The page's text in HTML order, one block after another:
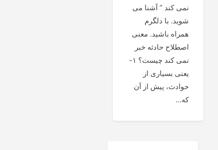
نمی کند ” آشنا می
شوید. با دلگرم
همراه باشید. معنی
اصطلاح حادثه خبر
نمی کند چیست؟ ۱-
یعنی بسیاری از
حوادث، پیش از آن
که...